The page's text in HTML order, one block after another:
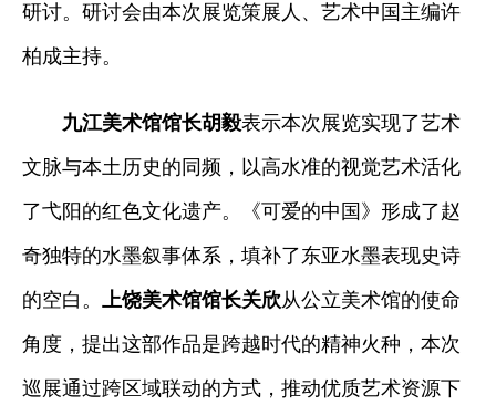
研讨。研讨会由本次展览策展人、艺术中国主编许
柏成主持。
九江美术馆馆长胡毅表示本次展览实现了艺术
文脉与本土历史的同频，以高水准的视觉艺术活化
了弋阳的红色文化遗产。《可爱的中国》形成了赵
奇独特的水墨叙事体系，填补了东亚水墨表现史诗
的空白。 上饶美术馆馆长关欣从公立美术馆的使命
角度，提出这部作品是跨越时代的精神火种，本次
巡展通过跨区域联动的方式，推动优质艺术资源下